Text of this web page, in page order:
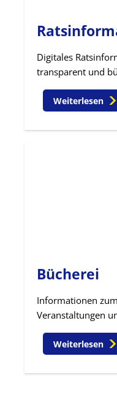
Digitales
transparent und
Weiterlesen
Bücherei
Informationen
Veranstaltungen
Weiterlesen